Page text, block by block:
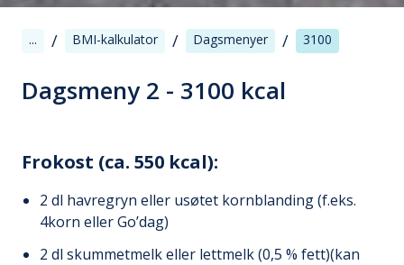
... / BMI-kalkulator / Dagsmenyer / 3100
Dagsmeny 2 - 3100 kcal
Frokost (ca. 550 kcal):
2 dl havregryn eller usøtet kornblanding (f.eks.
4korn eller Go’dag)
2 dl skummetmelk eller lettmelk (0,5 % fett)(kan